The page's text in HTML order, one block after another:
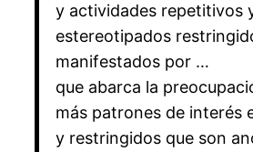
y actividades repetitivos
estereotipados
manifestados por …
que abarca la
más patrones de interés
y restringidos que son